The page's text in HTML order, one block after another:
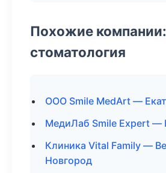
Похожие
стоматология
ООО Smile MedArt —
МедиЛаб Smile Expert —
Клиника Vital Family —
Новгород